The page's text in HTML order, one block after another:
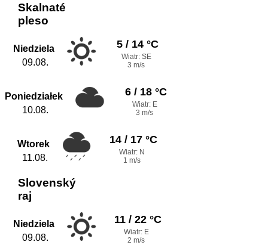
Skalnaté
pleso
Niedziela
09.08.
5 / 14 °C
Wiatr: SE
3 m/s
Poniedziałek
10.08.
6 / 18 °C
Wiatr: E
3 m/s
Wtorek
11.08.
14 / 17 °C
Wiatr: N
1 m/s
Slovenský
raj
Niedziela
09.08.
11 / 22 °C
Wiatr: E
2 m/s